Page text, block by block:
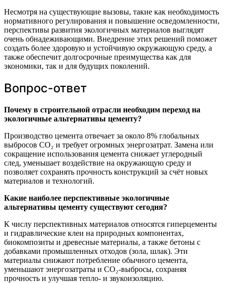
Несмотря на существующие вызовы, такие как необходимость
нормативного регулирования и повышение осведомленности,
перспективы развития экологичных материалов выглядят
очень обнадеживающими. Внедрение этих решений поможет
создать более здоровую и устойчивую окружающую среду, а
также обеспечит долгосрочные преимущества как для
экономики, так и для будущих поколений.
Вопрос-ответ
Почему в строительной отрасли необходим переход на
экологичные альтернативы цементу?
Производство цемента отвечает за около 8% глобальных
выбросов CO₂ и требует огромных энергозатрат. Замена или
сокращение использования цемента снижает углеродный
след, уменьшает воздействие на окружающую среду и
позволяет сохранять прочность конструкций за счёт новых
материалов и технологий.
Какие наиболее перспективные экологичные
альтернативы цементу существуют сегодня?
К числу перспективных материалов относятся гиперцементы
и гидравлические клеи на природных компонентах,
биокомпозиты и древесные материалы, а также бетоны с
добавками промышленных отходов (зола, шлак). Эти
материалы снижают потребление обычного цемента,
уменьшают энергозатраты и CO₂-выбросы, сохраняя
прочность и улучшая тепло- и звукоизоляцию.